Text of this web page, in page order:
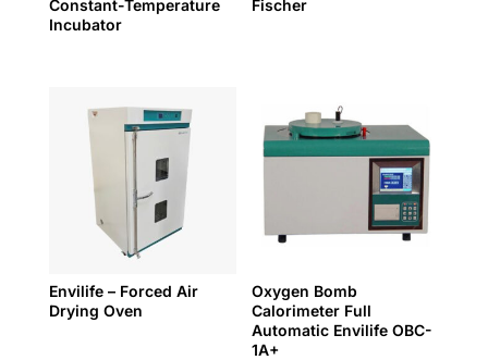
Constant-Temperature
Incubator
Fischer
Envilife – Forced Air
Drying Oven
Oxygen Bomb
Calorimeter Full
Automatic Envilife OBC-
1A+